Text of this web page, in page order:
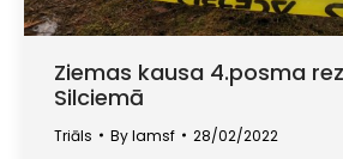
Ziemas kausa 4.posma
Silciemā
Triāls Bylamsf 28/02/2022